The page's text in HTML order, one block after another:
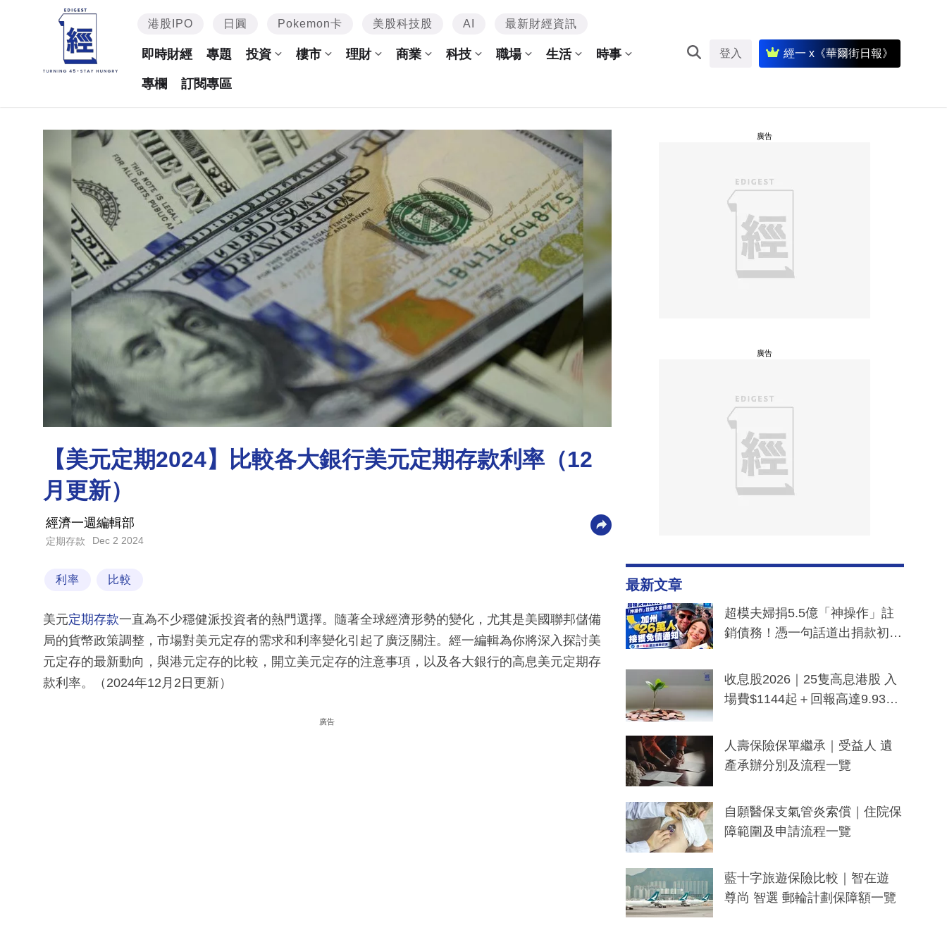
港股IPO 日圓 Pokemon卡 美股科技股 AI 最新財經資訊
即時財經 專題 投資 樓市 理財 商業 科技 職場 生活 時事
專欄 訂閱專區
登入 經一 x《華爾街日報》
【美元定期2024】比較各大銀行美元定期存款利率（12
月更新）
經濟一週編輯部
定期存款 Dec 2 2024
利率 比較
美元定期存款一直為不少穩健派投資者的熱門選擇。隨著全球經濟形勢的變化，尤其是美國聯邦儲備
局的貨幣政策調整，市場對美元定存的需求和利率變化引起了廣泛關注。經一編輯為你將深入探討美
元定存的最新動向，與港元定存的比較，開立美元定存的注意事項，以及各大銀行的高息美元定期存
款利率。（2024年12月2日更新）
廣告
廣告
廣告
最新文章
超模夫婦捐5.5億「神操作」註
銷債務！憑一句話道出捐款初
一度被誤當詐騙手段
收息股2026｜25隻高息港股 入
場費$1144起＋回報高達9.93
人壽保險保單繼承｜受益人 遺
產承辦分別及流程一覽
自願醫保支氣管炎索償｜住院保
障範圍及申請流程一覽
藍十字旅遊保險比較｜智在遊
尊尚 智選 郵輪計劃保障額一覽